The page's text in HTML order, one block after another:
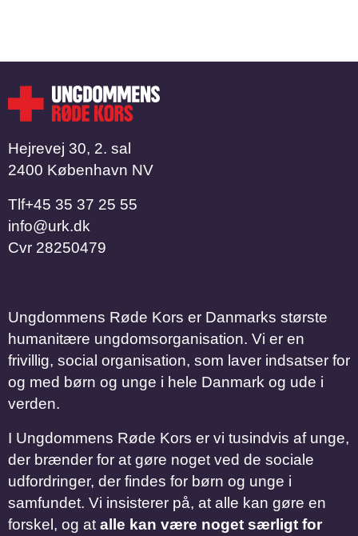
Hejrevej 30, 2. sal
2400 København NV
Tlf​​​​​​​+45 35 37 25 55
info@urk.dk
Cvr 28250479
Ungdommens Røde Kors er Danmarks største
humanitære ungdomsorganisation. Vi er en
frivillig, social organisation, som laver indsatser for
og med børn og unge i hele Danmark og ude i
verden.
I Ungdommens Røde Kors er vi tusindvis af unge,
der brænder for at gøre noget ved de sociale
udfordringer, der findes for børn og unge i
samfundet. Vi insisterer på, at alle kan gøre en
forskel, og at alle kan være noget særligt for